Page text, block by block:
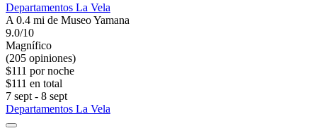
Departamentos La Vela
A 0.4 mi de Museo Yamana
9.0/10
Magnífico
(205 opiniones)
$111 por noche
$111 en total
7 sept - 8 sept
Departamentos La Vela